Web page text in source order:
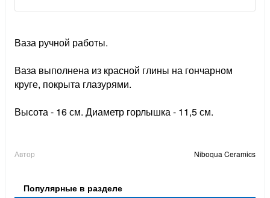
Ваза ручной работы.
Ваза выполнена из красной глины на гончарном
круге, покрыта глазурями.
Высота - 16 см. Диаметр горлышка - 11,5 см.
Автор Niboqua Ceramics
Популярные в разделе